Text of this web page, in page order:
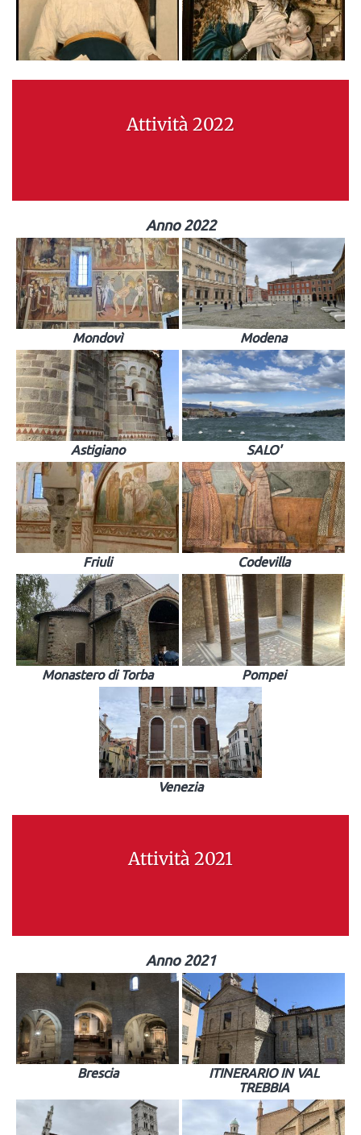
Attività 2022
Anno 2022
Mondovì Modena
Astigiano SALO'
Friuli Codevilla
Monastero di Torba Pompei
Venezia
Attività 2021
Anno 2021
Brescia
ITINERARIO IN VAL
TREBBIA